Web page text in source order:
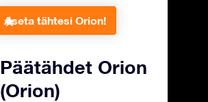
Aseta tähtesi Orion!
Päätähdet Orion
(Orion)